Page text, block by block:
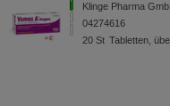
Klinge Pharma
04274616
20 St Tabletten,